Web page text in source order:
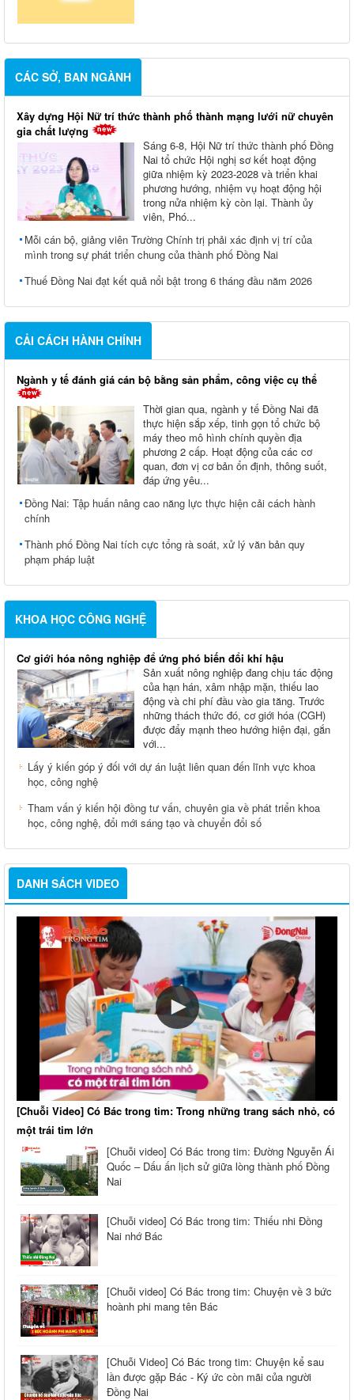
CÁC SỞ, BAN NGÀNH
Xây dựng Hội Nữ trí thức thành phố thành mạng lưới nữ chuyên
gia chất lượng
Sáng 6-8, Hội Nữ trí thức thành phố Đồng
Nai tổ chức Hội nghị sơ kết hoạt động
giữa nhiệm kỳ 2023-2028 và triển khai
phương hướng, nhiệm vụ hoạt động hội
trong nửa nhiệm kỳ còn lại. Thành ủy
viên, Phó...
Mỗi cán bộ, giảng viên Trường Chính trị phải xác định vị trí của
mình trong sự phát triển chung của thành phố Đồng Nai
Thuế Đồng Nai đạt kết quả nổi bật trong 6 tháng đầu năm 2026
CẢI CÁCH HÀNH CHÍNH
Ngành y tế đánh giá cán bộ bằng sản phẩm, công việc cụ thể
Thời gian qua, ngành y tế Đồng Nai đã
thực hiện sắp xếp, tinh gọn tổ chức bộ
máy theo mô hình chính quyền địa
phương 2 cấp. Hoạt động của các cơ
quan, đơn vị cơ bản ổn định, thông suốt,
đáp ứng yêu...
Đồng Nai: Tập huấn nâng cao năng lực thực hiện cải cách hành
chính
Thành phố Đồng Nai tích cực tổng rà soát, xử lý văn bản quy
phạm pháp luật
KHOA HỌC CÔNG NGHỆ
Cơ giới hóa nông nghiệp để ứng phó biến đổi khí hậu
Sản xuất nông nghiệp đang chịu tác động
của hạn hán, xâm nhập mặn, thiếu lao
động và chi phí đầu vào gia tăng. Trước
những thách thức đó, cơ giới hóa (CGH)
được đẩy mạnh theo hướng hiện đại, gắn
với...
Lấy ý kiến góp ý đối với dự án luật liên quan đến lĩnh vực khoa
học, công nghệ
Tham vấn ý kiến hội đồng tư vấn, chuyên gia về phát triển khoa
học, công nghệ, đổi mới sáng tạo và chuyển đổi số
DANH SÁCH VIDEO
[Chuỗi Video] Có Bác trong tim: Trong những trang sách nhỏ, có
một trái tim lớn
[Chuỗi video] Có Bác trong tim: Đường Nguyễn Ái
Quốc – Dấu ấn lịch sử giữa lòng thành phố Đồng
Nai
[Chuỗi video] Có Bác trong tim: Thiếu nhi Đồng
Nai nhớ Bác
[Chuỗi video] Có Bác trong tim: Chuyện về 3 bức
hoành phi mang tên Bác
[Chuỗi Video] Có Bác trong tim: Chuyện kể sau
lần được gặp Bác - Ký ức còn mãi của người
Đồng Nai